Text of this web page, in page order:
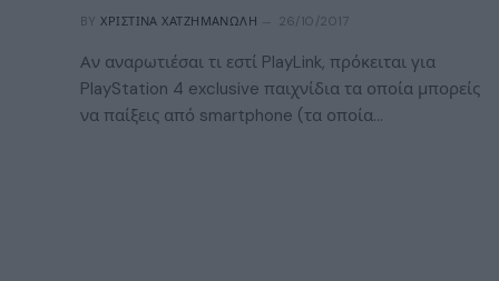
BY ΧΡΙΣΤΊΝΑ ΧΑΤΖΗΜΑΝΏΛΗ 26/10/2017
Αν αναρωτιέσαι τι εστί PlayLink, πρόκειται για
PlayStation 4 exclusive παιχνίδια τα οποία μπορείς
να παίξεις από smartphone (τα οποία…